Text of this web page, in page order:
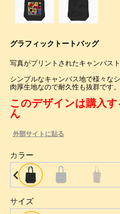
グラフィックトートバッグ
写真がプリントされたキャンバス
シンプルなキャンバス地で様々な
肉厚生地なので耐久性も抜群です。
このデザインは購入
ん
外部サイトに貼る
カラー
サイズ